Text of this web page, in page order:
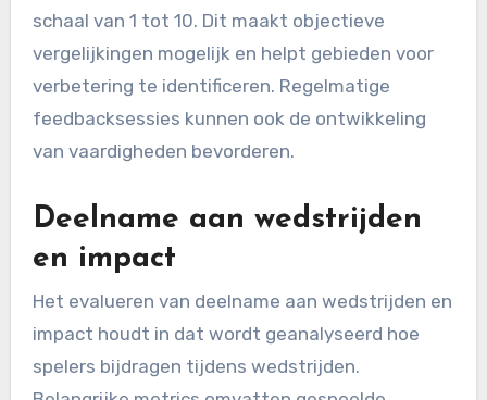
schaal van 1 tot 10. Dit maakt objectieve
vergelijkingen mogelijk en helpt gebieden voor
verbetering te identificeren. Regelmatige
feedbacksessies kunnen ook de ontwikkeling
van vaardigheden bevorderen.
Deelname aan wedstrijden
en impact
Het evalueren van deelname aan wedstrijden en
impact houdt in dat wordt geanalyseerd hoe
spelers bijdragen tijdens wedstrijden.